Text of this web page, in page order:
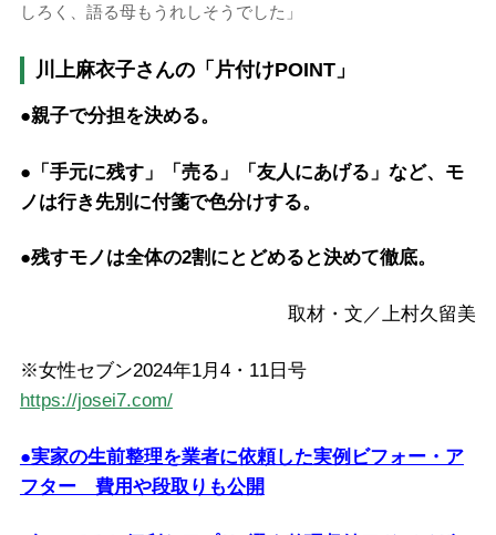
しろく、語る母もうれしそうでした」
川上麻衣子さんの「片付けPOINT」
●親子で分担を決める。
●「手元に残す」「売る」「友人にあげる」など、モ
ノは行き先別に付箋で色分けする。
●残すモノは全体の2割にとどめると決めて徹底。
取材・文／上村久留美
※女性セブン2024年1月4・11日号
https://josei7.com/
●実家の生前整理を業者に依頼した実例ビフォー・ア
フター 費用や段取りも公開